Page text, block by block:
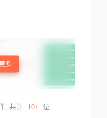
多
, 共计 10+ 位